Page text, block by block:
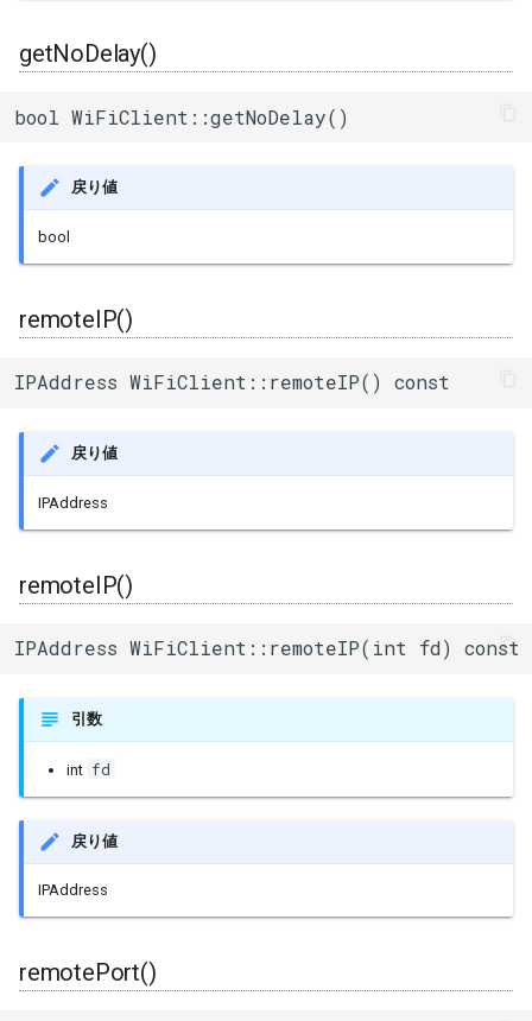
getNoDelay()
bool WiFiClient::getNoDelay()
戻り値
bool
remoteIP()
IPAddress WiFiClient::remoteIP() const
戻り値
IPAddress
remoteIP()
IPAddress WiFiClient::remoteIP(int fd) const
引数
int fd
戻り値
IPAddress
remotePort()